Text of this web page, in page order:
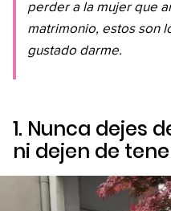
perder a la mujer que
matrimonio, estos son
gustado darme.
1. Nunca dejes
ni dejen de